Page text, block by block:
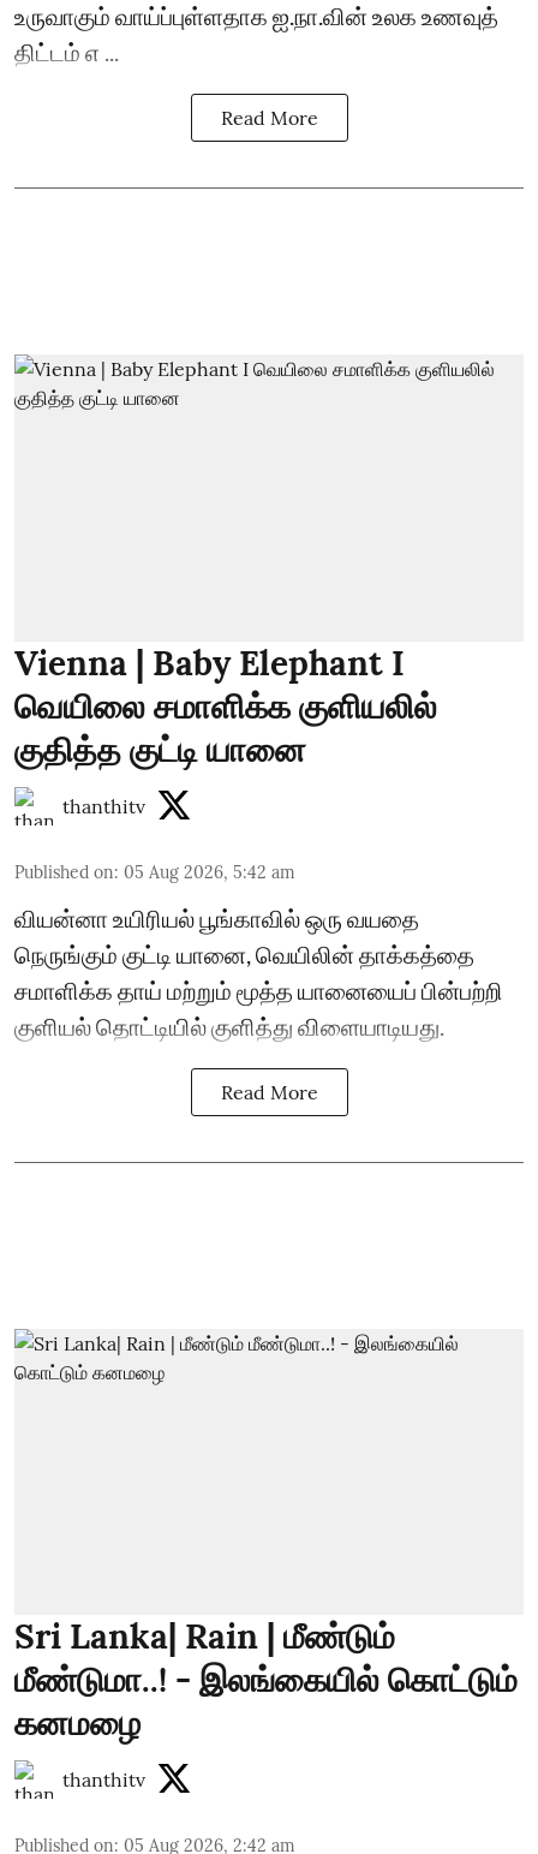
உருவாகும் வாய்ப்புள்ளதாக ஐ.நா.வின் உலக உணவுத்
திட்டம் எ ...
Read More
Vienna | Baby Elephant I
வெயிலை சமாளிக்க குளியலில்
குதித்த குட்டி யானை
thanthitv
Published on: 05 Aug 2026, 5:42 am
வியன்னா உயிரியல் பூங்காவில் ஒரு வயதை
நெருங்கும் குட்டி யானை, வெயிலின் தாக்கத்தை
சமாளிக்க தாய் மற்றும் மூத்த யானையைப் பின்பற்றி
குளியல் தொட்டியில் குளித்து விளையாடியது.
Read More
Sri Lanka| Rain | மீண்டும்
மீண்டுமா..! - இலங்கையில் கொட்டும்
கனமழை
thanthitv
Published on: 05 Aug 2026, 2:42 am